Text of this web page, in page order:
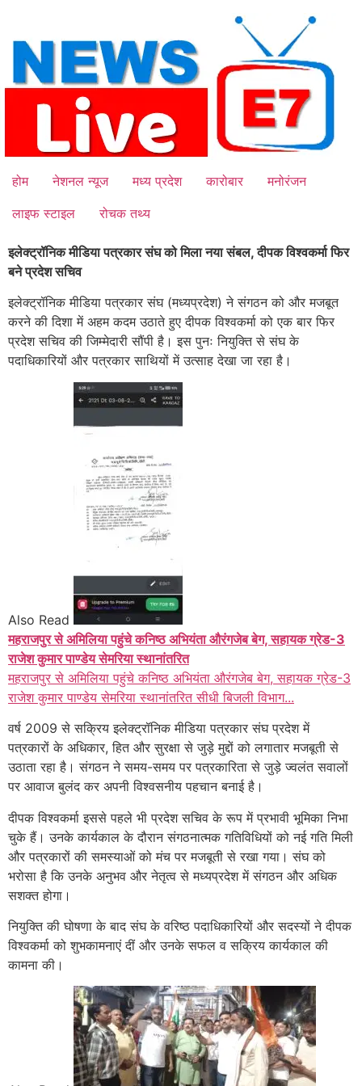
content
होम नेशनल न्यूज मध्य प्रदेश कारोबार
मनोरंजन
लाइफ स्टाइल
रोचक तथ्य
इलेक्ट्रॉनिक मीडिया पत्रकार संघ को मिला नया संबल, दीपक विश्वकर्मा फिर
बने प्रदेश सचिव
इलेक्ट्रॉनिक मीडिया पत्रकार संघ (मध्यप्रदेश) ने संगठन को और मजबूत
करने की दिशा में अहम कदम उठाते हुए दीपक विश्वकर्मा को एक बार फिर
प्रदेश सचिव की जिम्मेदारी सौंपी है। इस पुनः नियुक्ति से संघ के
पदाधिकारियों और पत्रकार साथियों में उत्साह देखा जा रहा है।
Also Read
महराजपुर से अमिलिया पहुंचे कनिष्ठ अभियंता औरंगजेब बेग, सहायक ग्रेड-3
राजेश कुमार पाण्डेय सेमरिया स्थानांतरित
महराजपुर से अमिलिया पहुंचे कनिष्ठ अभियंता औरंगजेब बेग, सहायक ग्रेड-3
राजेश कुमार पाण्डेय सेमरिया स्थानांतरित सीधी बिजली विभाग...
वर्ष 2009 से सक्रिय इलेक्ट्रॉनिक मीडिया पत्रकार संघ प्रदेश में
पत्रकारों के अधिकार, हित और सुरक्षा से जुड़े मुद्दों को लगातार मजबूती से
उठाता रहा है। संगठन ने समय-समय पर पत्रकारिता से जुड़े ज्वलंत सवालों
पर आवाज बुलंद कर अपनी विश्वसनीय पहचान बनाई है।
दीपक विश्वकर्मा इससे पहले भी प्रदेश सचिव के रूप में प्रभावी भूमिका निभा
चुके हैं। उनके कार्यकाल के दौरान संगठनात्मक गतिविधियों को नई गति मिली
और पत्रकारों की समस्याओं को मंच पर मजबूती से रखा गया। संघ को
भरोसा है कि उनके अनुभव और नेतृत्व से मध्यप्रदेश में संगठन और अधिक
सशक्त होगा।
नियुक्ति की घोषणा के बाद संघ के वरिष्ठ पदाधिकारियों और सदस्यों ने दीपक
विश्वकर्मा को शुभकामनाएं दीं और उनके सफल व सक्रिय कार्यकाल की
कामना की।